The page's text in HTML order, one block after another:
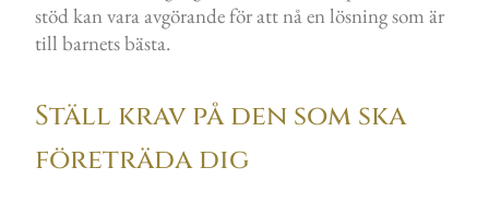
stöd kan vara avgörande för att nå en lösning som är
till barnets bästa.
Ställ krav på den som ska
företräda dig